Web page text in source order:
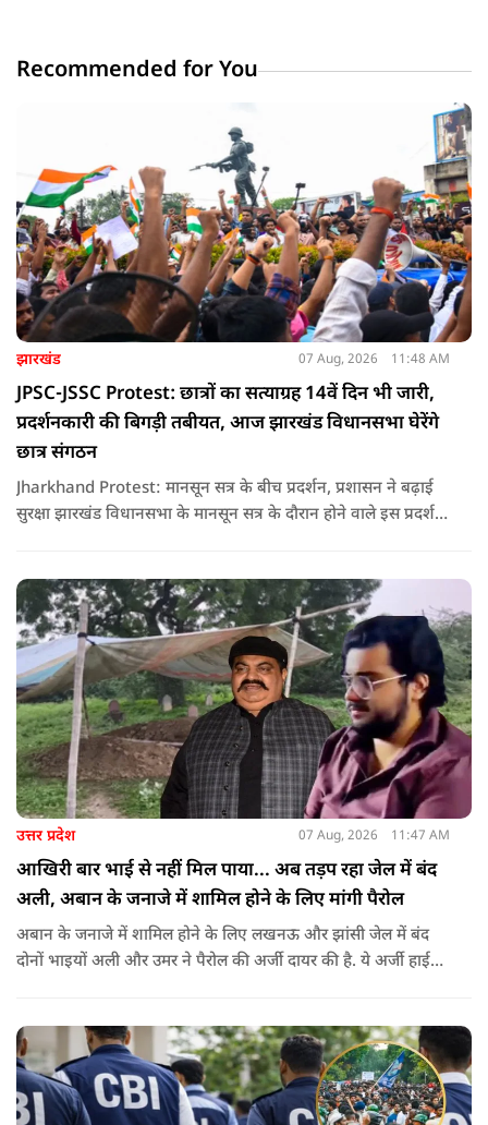
Recommended for You
झारखंड 07 Aug, 2026 11:48 AM
JPSC-JSSC Protest: छात्रों का सत्याग्रह 14वें दिन भी जारी,
प्रदर्शनकारी की बिगड़ी तबीयत, आज झारखंड विधानसभा घेरेंगे
छात्र संगठन
Jharkhand Protest: मानसून सत्र के बीच प्रदर्शन, प्रशासन ने बढ़ाई
सुरक्षा झारखंड विधानसभा के मानसून सत्र के दौरान होने वाले इस प्रदर्शन
जनाधिकार महासभा के आह्वान पर आयोजित किया जा रहा है.
उत्तर प्रदेश 07 Aug, 2026 11:47 AM
आखिरी बार भाई से नहीं मिल पाया... अब तड़प रहा जेल में बंद
अली, अबान के जनाजे में शामिल होने के लिए मांगी पैरोल
अबान के जनाजे में शामिल होने के लिए लखनऊ और झांसी जेल में बंद
दोनों भाइयों अली और उमर ने पैरोल की अर्जी दायर की है. ये अर्जी हाई